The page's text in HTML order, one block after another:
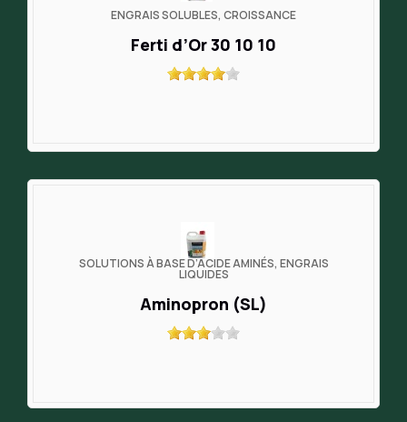
ENGRAIS SOLUBLES, CROISSANCE
Ferti d’Or 30 10 10
SOLUTIONS À BASE D’ACIDE AMINÉS, ENGRAIS
LIQUIDES
Aminopron (SL)